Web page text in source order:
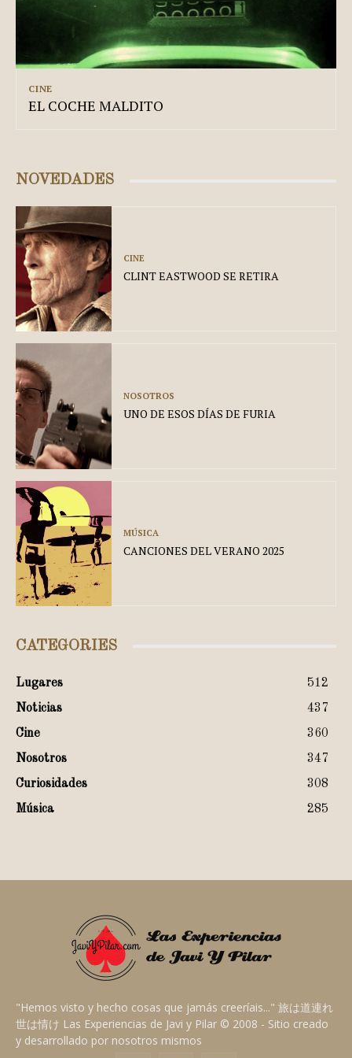
CINE
EL COCHE MALDITO
NOVEDADES
CINE
CLINT EASTWOOD SE RETIRA
NOSOTROS
UNO DE ESOS DÍAS DE FURIA
MÚSICA
CANCIONES DEL VERANO 2025
CATEGORIES
Lugares
512
Noticias
437
Cine
360
Nosotros
347
Curiosidades
308
Música
285
"Hemos visto y hecho cosas que jamás creeríais..." 旅は道連れ
世は情け Las Experiencias de Javi y Pilar © 2008 - Sitio creado
y desarrollado por nosotros mismos